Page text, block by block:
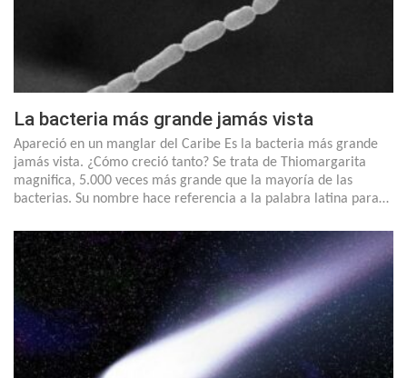
La bacteria más grande jamás vista
Apareció en un manglar del Caribe Es la bacteria más grande
jamás vista. ¿Cómo creció tanto? Se trata de Thiomargarita
magnifica, 5.000 veces más grande que la mayoría de las
bacterias. Su nombre hace referencia a la palabra latina para…